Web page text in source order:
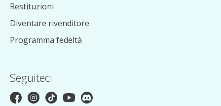
Restituzioni
Diventare rivenditore
Programma fedeltà
Seguiteci